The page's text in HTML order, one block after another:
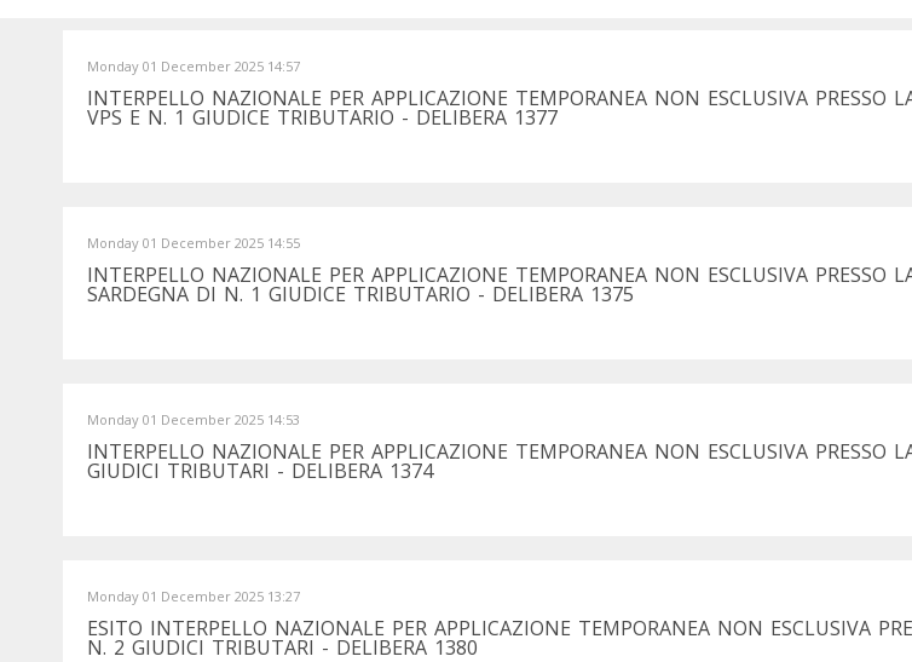
Monday 01 December 2025 14:57
INTERPELLO NAZIONALE PER APPLICAZIONE TEMPORANEA NON ESCLUSIVA PRESSO
VPS E N. 1 GIUDICE TRIBUTARIO - DELIBERA 1377
Monday 01 December 2025 14:55
INTERPELLO NAZIONALE PER APPLICAZIONE TEMPORANEA NON ESCLUSIVA PRESSO
SARDEGNA DI N. 1 GIUDICE TRIBUTARIO - DELIBERA 1375
Monday 01 December 2025 14:53
INTERPELLO NAZIONALE PER APPLICAZIONE TEMPORANEA NON ESCLUSIVA
GIUDICI TRIBUTARI - DELIBERA 1374
Monday 01 December 2025 13:27
ESITO INTERPELLO NAZIONALE PER APPLICAZIONE TEMPORANEA NON ESCLUSIVA
N. 2 GIUDICI TRIBUTARI - DELIBERA 1380